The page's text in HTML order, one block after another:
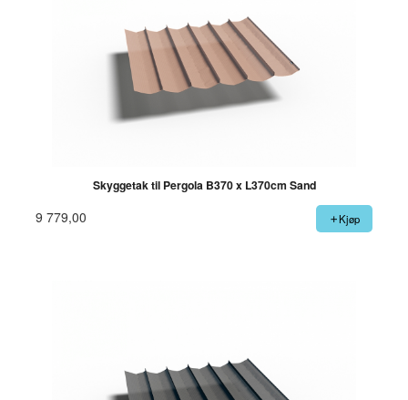
Skyggetak til Pergola B370 x L370cm Sand
9 779,00 Kjøp